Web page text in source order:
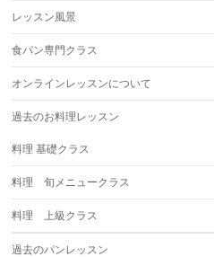
レッスン風景
食パン専門クラス
オンラインレッスンについて
過去のお料理レッスン
料理 基礎クラス
料理 旬メニュークラス
料理 上級クラス
過去のパンレッスン